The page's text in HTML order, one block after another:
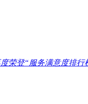
荣登“服务满意度排行